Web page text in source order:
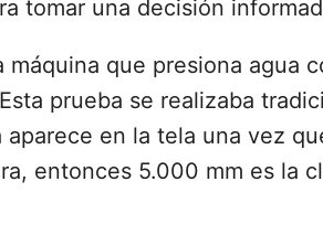
tomar una decisión
que presiona agua
prueba se realizaba
en la tela una vez
entonces 5.000 mm es la